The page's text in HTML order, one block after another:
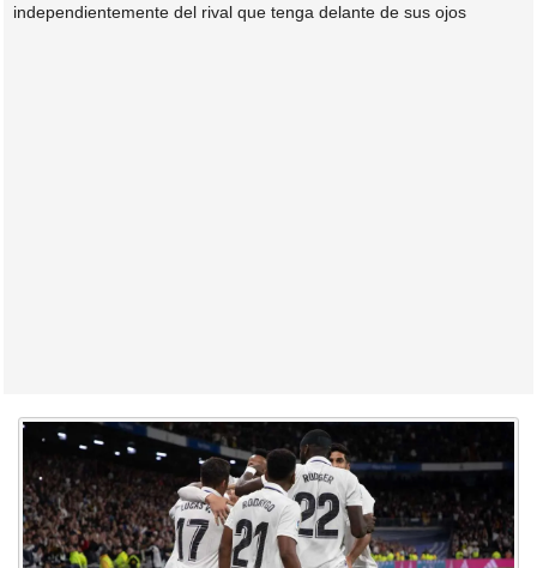
independientemente del rival que tenga delante de sus ojos